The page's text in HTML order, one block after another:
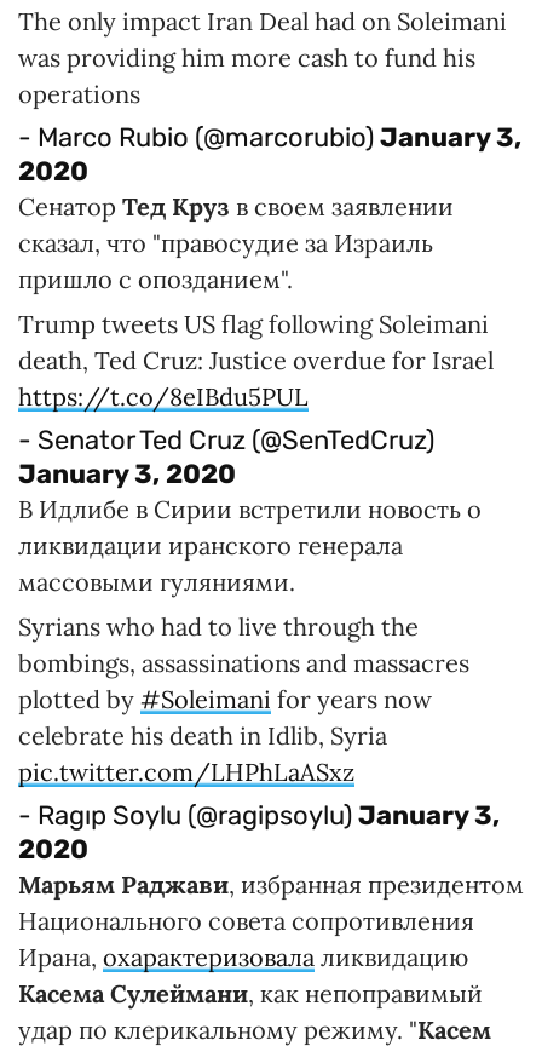
The only impact Iran Deal had on Soleimani
was providing him more cash to fund his
operations
- Marco Rubio (@marcorubio)January 3,
2020
Сенатор Тед Круз в своем заявлении
сказал, что "правосудие за Израиль
пришло с опозданием".
Trump tweets US flag following Soleimani
death, Ted Cruz: Justice overdue for Israel
https://t.co/8eIBdu5PUL
- Senator Ted Cruz (@SenTedCruz)
January 3, 2020
В Идлибе в Сирии встретили новость о
ликвидации иранского генерала
массовыми гуляниями.
Syrians who had to live through the
bombings, assassinations and massacres
plotted by #Soleimani for years now
celebrate his death in Idlib, Syria
pic.twitter.com/LHPhLaASxz
- Ragıp Soylu (@ragipsoylu)January 3,
2020
Марьям Раджави, избранная президентом
Национального совета сопротивления
Ирана, охарактеризовала ликвидацию
Касема Сулеймани, как непоправимый
удар по клерикальному режиму. "Касем